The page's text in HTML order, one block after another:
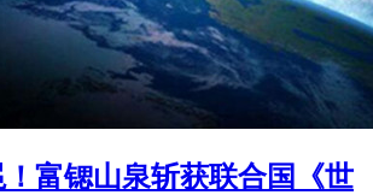
富锶山泉斩获联合国《世